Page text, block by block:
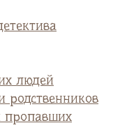
людей
родственников
пропавших